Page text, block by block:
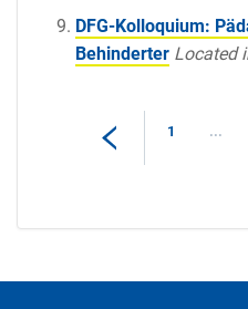
DFG-Kolloquium:
Behinderter Located
1 ...